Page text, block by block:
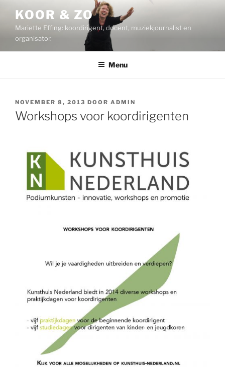
inhoud
KOOR & ZO
Mariette Effing: koordirigent, docent, muziekjournalist en
organisator.
Menu
GEPLAATST
OP
NOVEMBER 8, 2013 DOOR ADMIN
Workshops voor koordirigenten